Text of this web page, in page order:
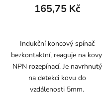
165,75 Kč
Indukční koncový spínač
bezkontaktní, reaguje na
NPN rozepínací. Je navrhnutý
na detekci kovu do
vzdálenosti 5mm.